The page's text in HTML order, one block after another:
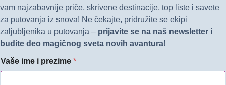
vam najzabavnije priče, skrivene destinacije, top liste i savete
za putovanja iz snova! Ne čekajte, pridružite se ekipi
zaljubljenika u putovanja – prijavite se na naš newsletter i
budite deo magičnog sveta novih avantura!
Vaše ime i prezime *